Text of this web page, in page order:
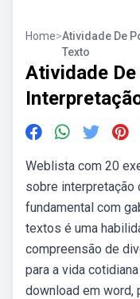
Home>Atividade De
Texto
Atividade
Weblista com 20
sobre interpretação
fundamental com
textos é uma
compreensão de
para a vida
download em word,